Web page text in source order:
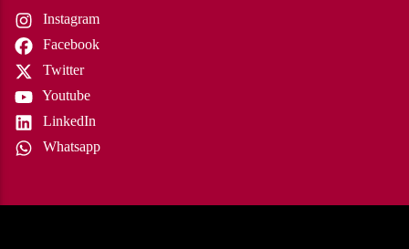
Instagram
Facebook
Twitter
Youtube
LinkedIn
Whatsapp